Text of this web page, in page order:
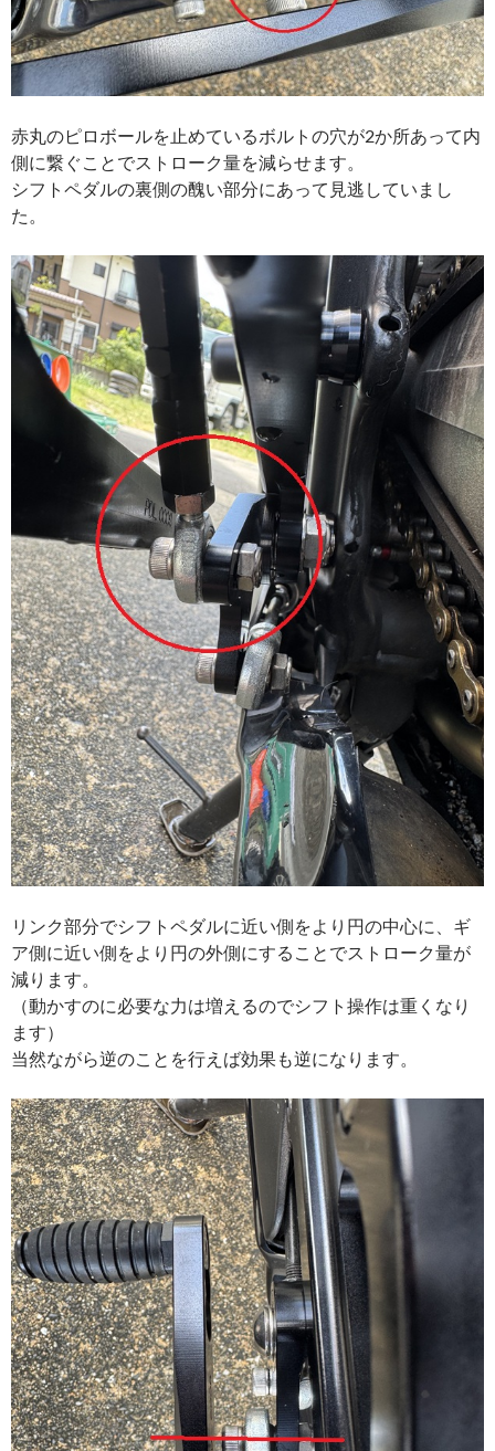
赤丸のピロボールを止めているボルトの穴が2か所あって内
側に繋ぐことでストローク量を減らせます。
シフトペダルの裏側の醜い部分にあって見逃していまし
た。
リンク部分でシフトペダルに近い側をより円の中心に、ギ
ア側に近い側をより円の外側にすることでストローク量が
減ります。
（動かすのに必要な力は増えるのでシフト操作は重くなり
ます）
当然ながら逆のことを行えば効果も逆になります。